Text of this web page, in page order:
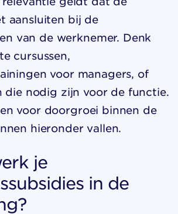
aansluiten bij de
van de werknemer. Denk
cursussen,
voor managers, of
die nodig zijn voor de functie.
voor doorgroei binnen de
hieronder vallen.
je
in de